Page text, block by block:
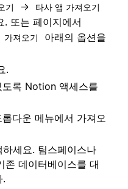
기 → 타사 앱 가져오기
. 또는 페이지에서
가져오기
아래의 옵션을
.
록 Notion 액세스를
다운 메뉴에서 가져오
세요. 팀스페이스나
존 데이터베이스를 대
.